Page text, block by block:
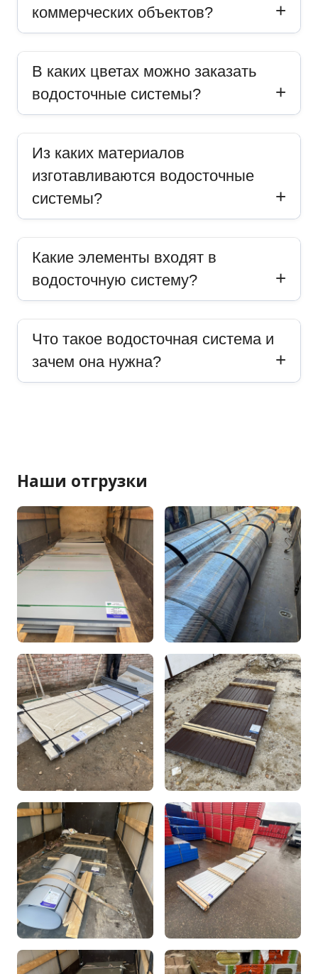
коммерческих объектов?
В каких цветах можно заказать
водосточные системы?
Из каких материалов
изготавливаются водосточные
системы?
Какие элементы входят в
водосточную систему?
Что такое водосточная система и
зачем она нужна?
Наши отгрузки